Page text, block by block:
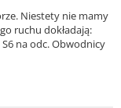
Niestety nie mamy
ruchu dokładają:
na odc. Obwodnicy